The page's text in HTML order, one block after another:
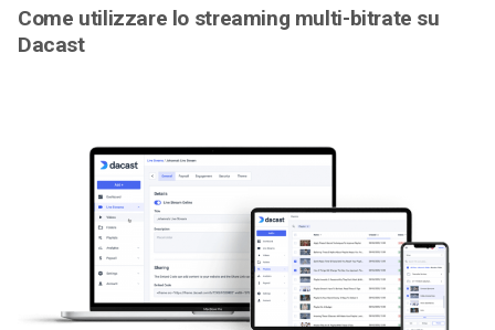
Come utilizzare lo streaming multi-bitrate su
Dacast